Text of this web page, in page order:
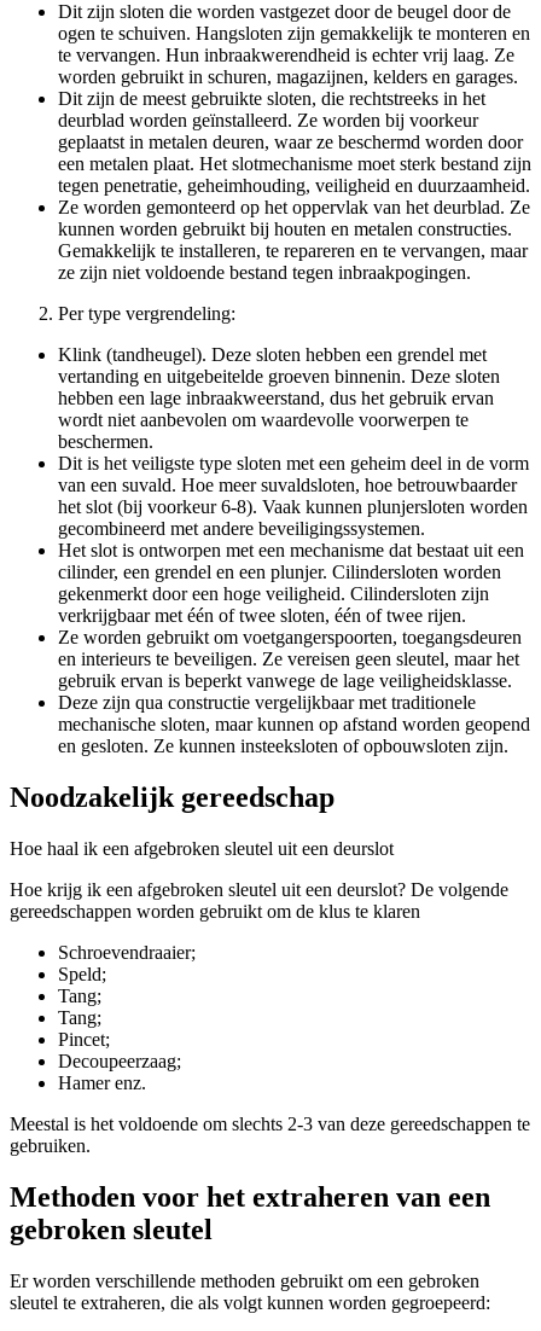
Dit zijn sloten die worden vastgezet door de beugel door de
ogen te schuiven. Hangsloten zijn gemakkelijk te monteren en
te vervangen. Hun inbraakwerendheid is echter vrij laag. Ze
worden gebruikt in schuren, magazijnen, kelders en garages.
Dit zijn de meest gebruikte sloten, die rechtstreeks in het
deurblad worden geïnstalleerd. Ze worden bij voorkeur
geplaatst in metalen deuren, waar ze beschermd worden door
een metalen plaat. Het slotmechanisme moet sterk bestand zijn
tegen penetratie, geheimhouding, veiligheid en duurzaamheid.
Ze worden gemonteerd op het oppervlak van het deurblad. Ze
kunnen worden gebruikt bij houten en metalen constructies.
Gemakkelijk te installeren, te repareren en te vervangen, maar
ze zijn niet voldoende bestand tegen inbraakpogingen.
Per type vergrendeling:
Klink (tandheugel). Deze sloten hebben een grendel met
vertanding en uitgebeitelde groeven binnenin. Deze sloten
hebben een lage inbraakweerstand, dus het gebruik ervan
wordt niet aanbevolen om waardevolle voorwerpen te
beschermen.
Dit is het veiligste type sloten met een geheim deel in de vorm
van een suvald. Hoe meer suvaldsloten, hoe betrouwbaarder
het slot (bij voorkeur 6-8). Vaak kunnen plunjersloten worden
gecombineerd met andere beveiligingssystemen.
Het slot is ontworpen met een mechanisme dat bestaat uit een
cilinder, een grendel en een plunjer. Cilindersloten worden
gekenmerkt door een hoge veiligheid. Cilindersloten zijn
verkrijgbaar met één of twee sloten, één of twee rijen.
Ze worden gebruikt om voetgangerspoorten, toegangsdeuren
en interieurs te beveiligen. Ze vereisen geen sleutel, maar het
gebruik ervan is beperkt vanwege de lage veiligheidsklasse.
Deze zijn qua constructie vergelijkbaar met traditionele
mechanische sloten, maar kunnen op afstand worden geopend
en gesloten. Ze kunnen insteeksloten of opbouwsloten zijn.
Noodzakelijk gereedschap
Hoe haal ik een afgebroken sleutel uit een deurslot
Hoe krijg ik een afgebroken sleutel uit een deurslot? De volgende
gereedschappen worden gebruikt om de klus te klaren
Schroevendraaier;
Speld;
Tang;
Tang;
Pincet;
Decoupeerzaag;
Hamer enz.
Meestal is het voldoende om slechts 2-3 van deze gereedschappen te
gebruiken.
Methoden voor het extraheren van een
gebroken sleutel
Er worden verschillende methoden gebruikt om een gebroken
sleutel te extraheren, die als volgt kunnen worden gegroepeerd: